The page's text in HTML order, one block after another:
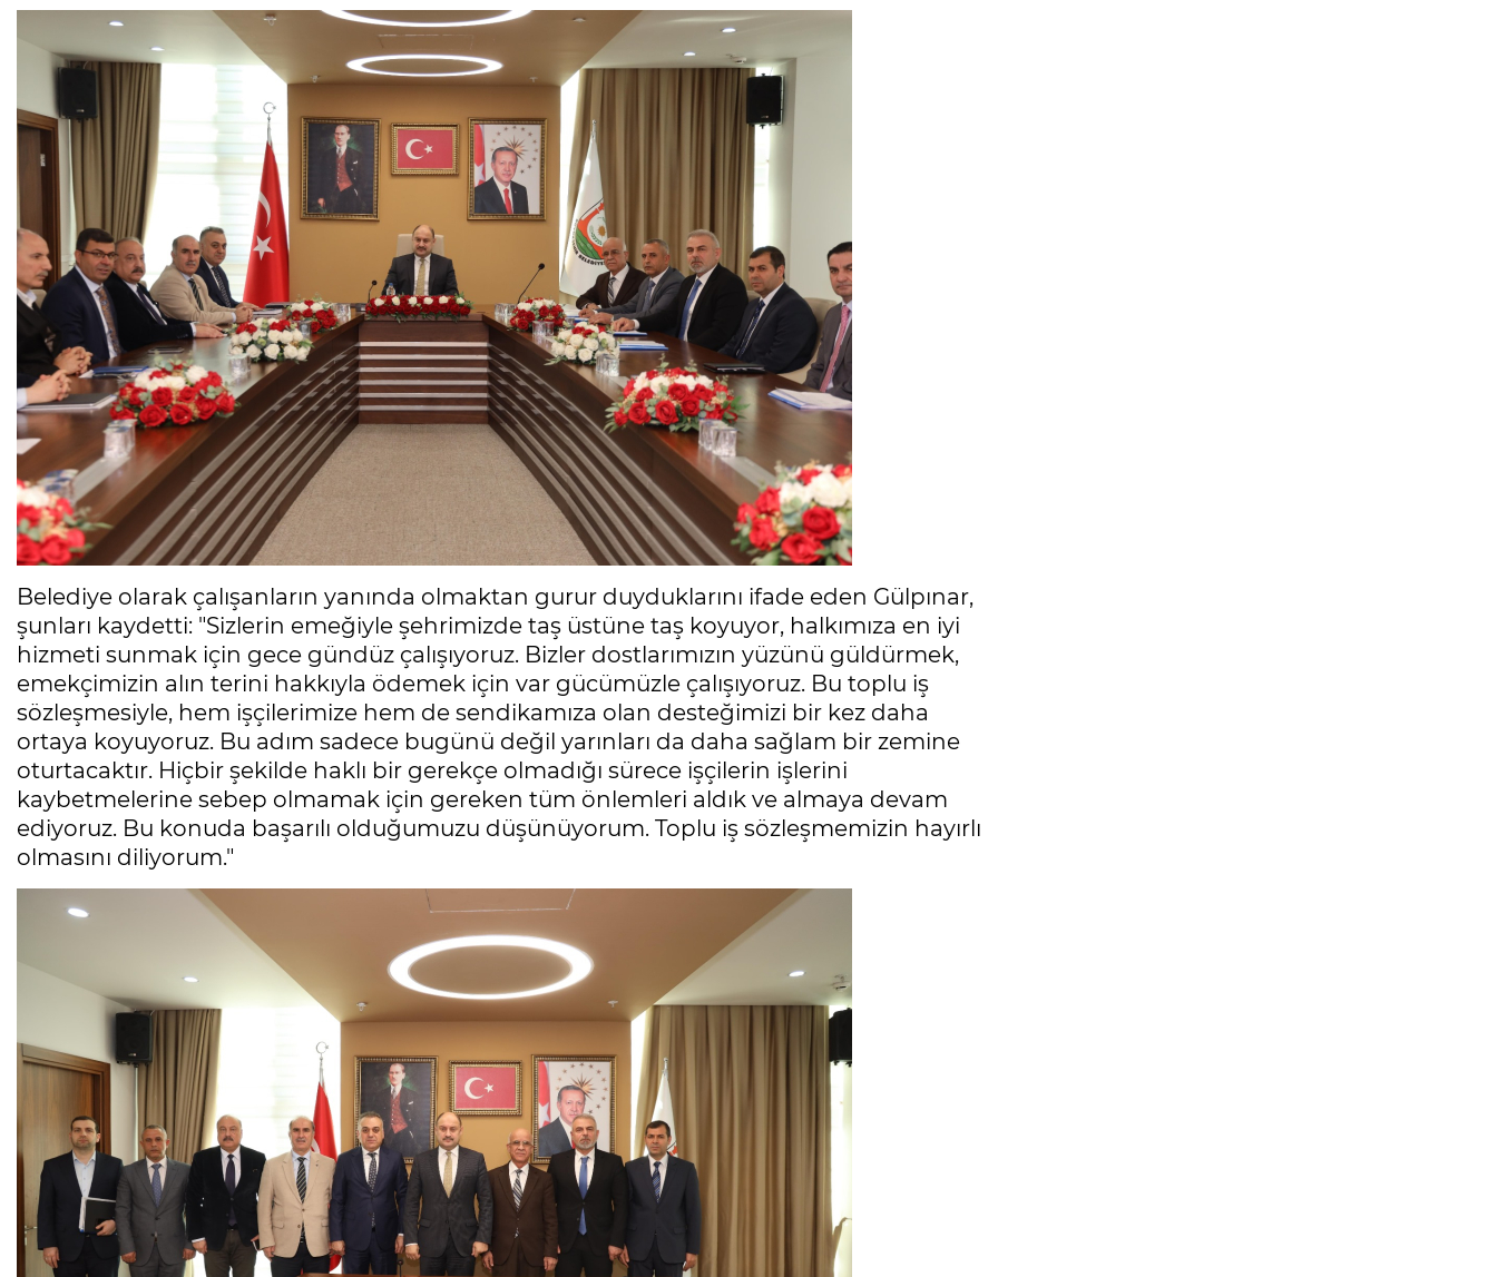
Belediye olarak çalışanların yanında olmaktan gurur duyduklarını ifade eden Gülpınar,
şunları kaydetti: "Sizlerin emeğiyle şehrimizde taş üstüne taş koyuyor, halkımıza en iyi
hizmeti sunmak için gece gündüz çalışıyoruz. Bizler dostlarımızın yüzünü güldürmek,
emekçimizin alın terini hakkıyla ödemek için var gücümüzle çalışıyoruz. Bu toplu iş
sözleşmesiyle, hem işçilerimize hem de sendikamıza olan desteğimizi bir kez daha
ortaya koyuyoruz. Bu adım sadece bugünü değil yarınları da daha sağlam bir zemine
oturtacaktır. Hiçbir şekilde haklı bir gerekçe olmadığı sürece işçilerin işlerini
kaybetmelerine sebep olmamak için gereken tüm önlemleri aldık ve almaya devam
ediyoruz. Bu konuda başarılı olduğumuzu düşünüyorum. Toplu iş sözleşmemizin hayırlı
olmasını diliyorum."